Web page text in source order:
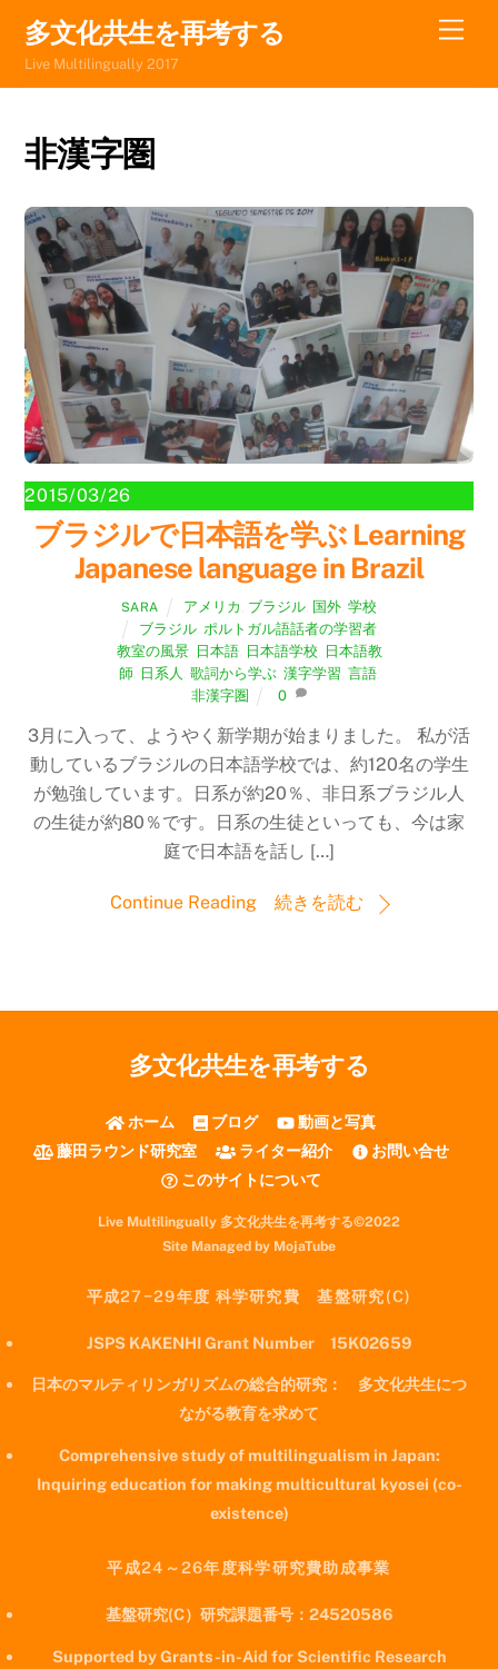
content
多文化共生を再考する
Live Multilingually 2017
非漢字圏
2015/03/26
ブラジルで日本語を学ぶ Learning
Japanese language in Brazil
SARA アメリカ ブラジル 国外 ,学校
ブラジル ポルトガル語話者の学習者
教室の風景, 日本語, 日本語学校
日本語教
師, 日系人 歌詞から学ぶ, 漢字学習 言語,
非漢字圏
0
3月に入って、ようやく新学期が始まりました。 私が活
動しているブラジルの日本語学校では、約120名の学生
が勉強しています。日系が約20％、非日系ブラジル人
の生徒が約80％です。日系の生徒といっても、今は家
庭で日本語を話し […]
Continue Reading 続きを読む
多文化共生を再考する
ホーム ブログ
動画と写真
藤田ラウンド研究室
ライター紹介
お問い合せ
このサイトについて
Live Multilingually 多文化共生を再考する©2022
Site Managed by MojaTube
平成27−29年度 科学研究費 基盤研究(C)
JSPS KAKENHI Grant Number 15K02659
日本のマルティリンガリズムの総合的研究： 多文化共生につ
ながる教育を求めて
Comprehensive study of multilingualism in Japan:
Inquiring education for making multicultural kyosei (co-
existence)
平成24～26年度科学研究費助成事業
基盤研究(C）研究課題番号：24520586
Supported by Grants-in-Aid for Scientific Research